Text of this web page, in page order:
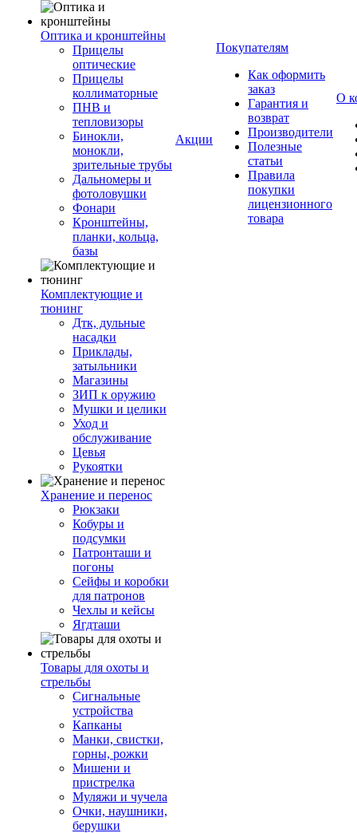
Оптика и кронштейны
Прицелы
оптические
Прицелы
коллиматорные
ПНВ и
тепловизоры
Бинокли,
монокли,
зрительные трубы
Дальномеры и
фотоловушки
Фонари
Кронштейны,
планки, кольца,
базы
Комплектующие и
тюнинг
Дтк, дульные
насадки
Приклады,
затыльники
Магазины
ЗИП к оружию
Мушки и целики
Уход и
обслуживание
Цевья
Рукоятки
Хранение и перенос
Рюкзаки
Кобуры и
подсумки
Патронташи и
погоны
Сейфы и коробки
для патронов
Чехлы и кейсы
Ягдташи
Товары для охоты и
стрельбы
Сигнальные
устройства
Капканы
Манки, свистки,
горны, рожки
Мишени и
пристрелка
Муляжи и чучела
Очки, наушники,
берушки
Акции
Покупателям
Как оформить
заказ
Гарантия и
возврат
Производители
Полезные
статьи
Правила
покупки
лицензионного
товара
О